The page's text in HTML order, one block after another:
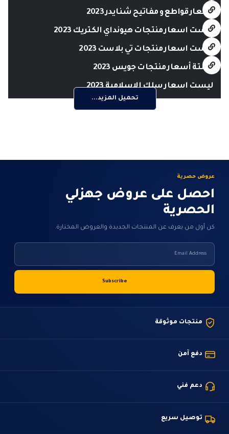
اسعار قواطع و مفاتيح شنايدر 2023
ليست اسعار منتجات هيونداي الكتريك 2023
ليست اسعار منتجات تي بلاست 2023
لستة أسعار منتجات جويس 2023
ليست اسعار سلك الاسلامية 2023
تحميل المزيد...
عروض حصرية
احصل على عروض جهزلي
الحصرية
كن أول من يعرف عن المنتجات الجديدة والعروض المختارة.
منتجات موثوقة
دفع آمن
دعم فني
توصيل سريع